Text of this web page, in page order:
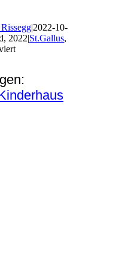
|2022-10-
2022|St.Gallus,
für
PERSPEKTIVE